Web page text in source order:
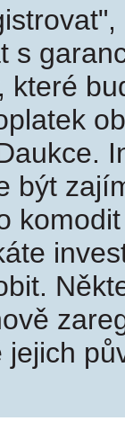
s
které
být
jejich